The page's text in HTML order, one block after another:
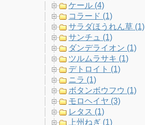
ケール (4)
コラード (1)
サラダほうれん草 (1)
サンチュ (1)
ダンデライオン (1)
ツルムラサキ (1)
デトロイト (1)
ニラ (1)
ボタンボウフウ (1)
モロヘイヤ (3)
レタス (1)
上州ねぎ (1)